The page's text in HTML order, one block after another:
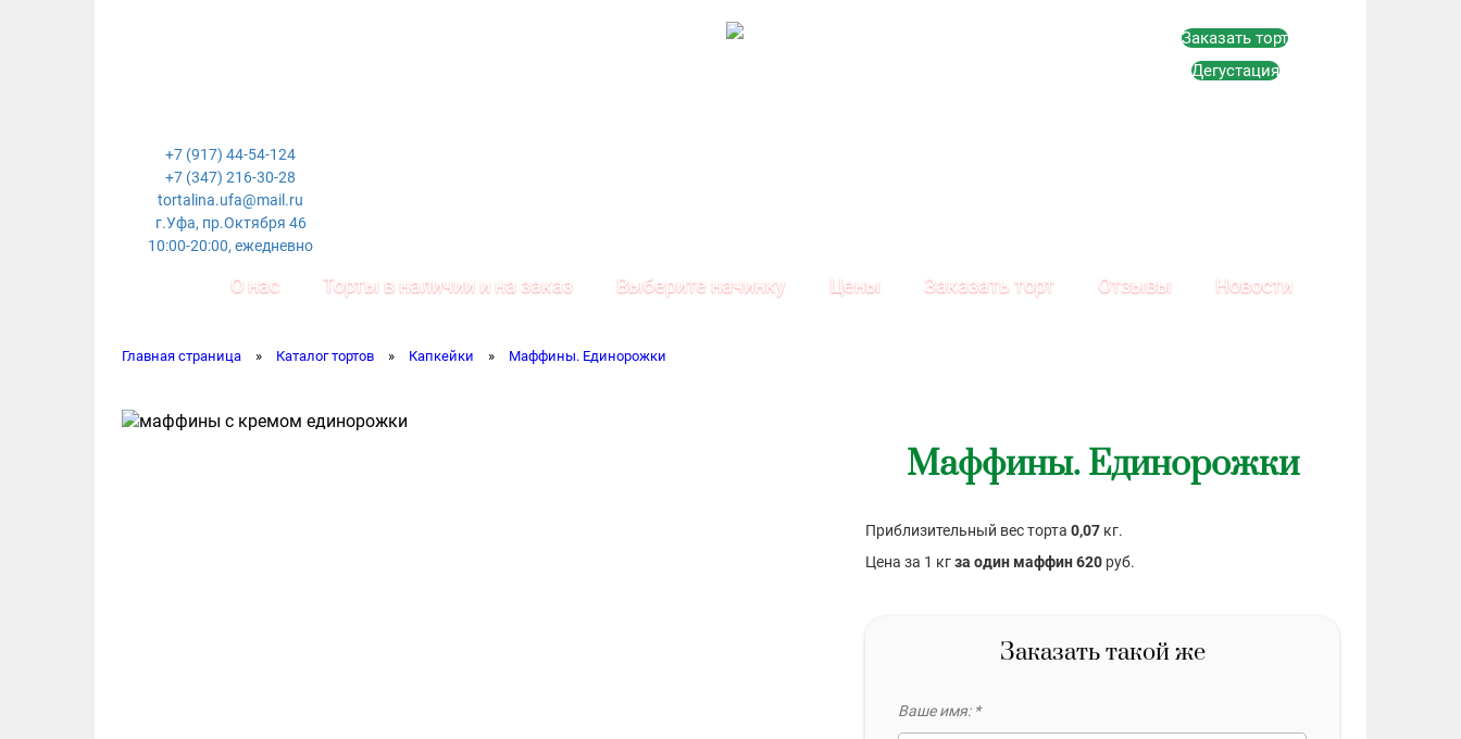
+7 (917) 44-54-124
+7 (347) 216-30-28
tortalina.ufa@mail.ru
г.Уфа, пр.Октября 46
10:00-20:00, ежедневно
Заказать торт
Дегустация
О нас Торты в наличии и на заказ Выберите начинку Цены Заказать торт Отзывы Новости
Главная страница » Каталог тортов » Капкейки » Маффины. Единорожки
Маффины. Единорожки
Приблизительный вес торта 0,07 кг.
Цена за 1 кгза один маффин 620 руб.
Заказать такой же
Ваше имя: *